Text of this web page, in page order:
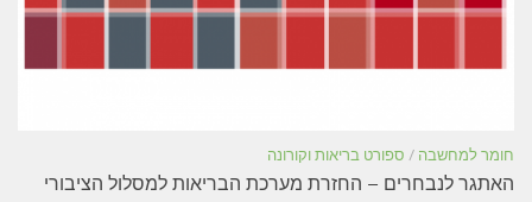
חומר למחשבה / ספורט בריאות וקורונה
האתגר לנבחרים – החזרת מערכת הבריאות למסלול הציבורי